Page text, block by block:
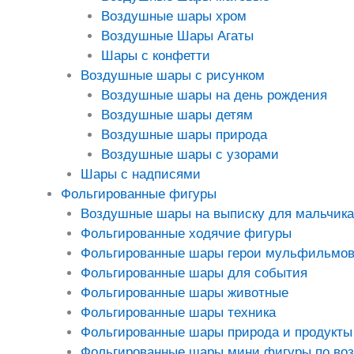
Воздушные шары хром
Воздушные Шары Агаты
Шары с конфетти
Воздушные шары с рисунком
Воздушные шары на день рождения
Воздушные шары детям
Воздушные шары природа
Воздушные шары с узорами
Шары с надписями
Фольгированные фигуры
Воздушные шары на выписку для мальчика
Фольгированные ходячие фигуры
Фольгированные шары герои мульфильмов
Фольгированные шары для события
Фольгированные шары животные
Фольгированные шары техника
Фольгированные шары природа и продукты